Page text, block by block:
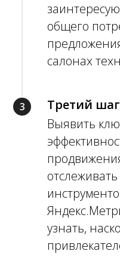
общего
салонах
Третий шаг
Выявить
узнать,